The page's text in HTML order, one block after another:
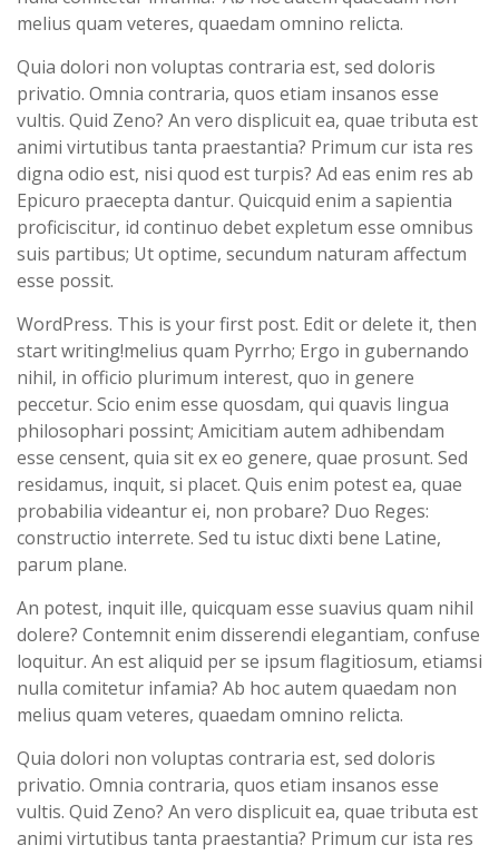
melius quam veteres, quaedam omnino relicta.
Quia dolori non voluptas contraria est, sed doloris
privatio. Omnia contraria, quos etiam insanos esse
vultis. Quid Zeno? An vero displicuit ea, quae tributa est
animi virtutibus tanta praestantia? Primum cur ista res
digna odio est, nisi quod est turpis? Ad eas enim res ab
Epicuro praecepta dantur. Quicquid enim a sapientia
proficiscitur, id continuo debet expletum esse omnibus
suis partibus; Ut optime, secundum naturam affectum
esse possit.
WordPress. This is your first post. Edit or delete it, then
start writing!melius quam Pyrrho; Ergo in gubernando
nihil, in officio plurimum interest, quo in genere
peccetur. Scio enim esse quosdam, qui quavis lingua
philosophari possint; Amicitiam autem adhibendam
esse censent, quia sit ex eo genere, quae prosunt. Sed
residamus, inquit, si placet. Quis enim potest ea, quae
probabilia videantur ei, non probare? Duo Reges:
constructio interrete. Sed tu istuc dixti bene Latine,
parum plane.
An potest, inquit ille, quicquam esse suavius quam nihil
dolere? Contemnit enim disserendi elegantiam, confuse
loquitur. An est aliquid per se ipsum flagitiosum, etiamsi
nulla comitetur infamia? Ab hoc autem quaedam non
melius quam veteres, quaedam omnino relicta.
Quia dolori non voluptas contraria est, sed doloris
privatio. Omnia contraria, quos etiam insanos esse
vultis. Quid Zeno? An vero displicuit ea, quae tributa est
animi virtutibus tanta praestantia? Primum cur ista res